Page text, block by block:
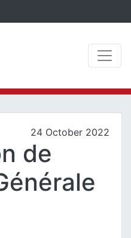
24 October 2022
de